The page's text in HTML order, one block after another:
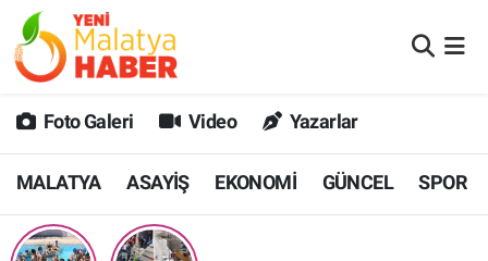
Foto Galeri Video Yazarlar
MALATYA ASAYİŞ EKONOMİ GÜNCEL SPOR
MALATYA
GÜNCEL
SPOR
Malatya Nöbetçi Eczaneler
MALATYA Namaz Vakitleri
Malatya Trafik Yoğunluk Haritası